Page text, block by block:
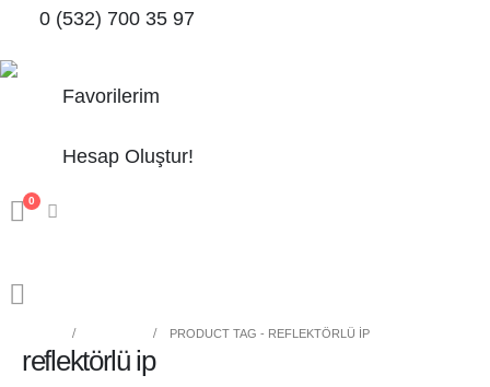
0 (532) 700 35 97
Favorilerim
Hesap Oluştur!
0
PRODUCT TAG - REFLEKTÖRLÜ IP
reflektörlü ip